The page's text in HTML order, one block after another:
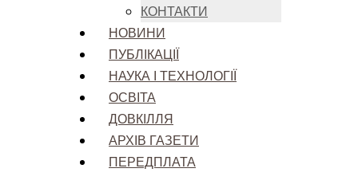
КОНТАКТИ
НОВИНИ
ПУБЛІКАЦІЇ
НАУКА І ТЕХНОЛОГІЇ
ОСВІТА
ДОВКІЛЛЯ
АРХІВ ГАЗЕТИ
ПЕРЕДПЛАТА